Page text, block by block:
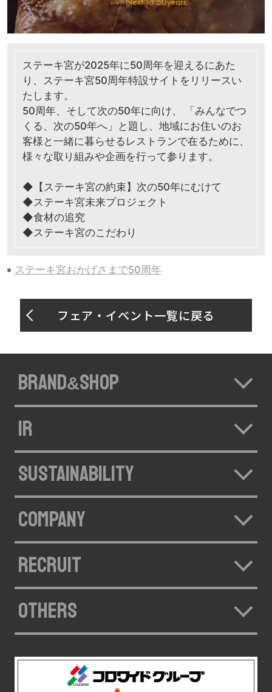
ステーキ宮が2025年に50周年を迎えるにあた
り、ステーキ宮50周年特設サイトをリリースい
たします。
50周年、そして次の50年に向け、 「みんなでつ
くる、次の50年へ」と題し、地域にお住いのお
客様と一緒に暮らせるレストランで在るために、
様々な取り組みや企画を行って参ります。
◆【ステーキ宮の約束】次の50年にむけて
◆ステーキ宮未来プロジェクト
◆食材の追究
◆ステーキ宮のこだわり
ステーキ宮おかげさまで50周年
フェア・イベント一覧に戻る
BRAND&SHOP
IR
SUSTAINABILITY
COMPANY
RECRUIT
OTHERS